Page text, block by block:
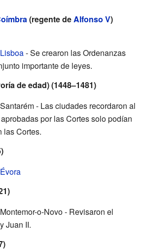
(regente de Alfonso V)
Lisboa- Se crearon las Ordenanzas
importante de leyes.
de edad) (1448–1481)
- Las ciudades recordaron al
por las Cortes solo podían
las Cortes.
Évora
o-Novo - Revisaron el
Juan II.